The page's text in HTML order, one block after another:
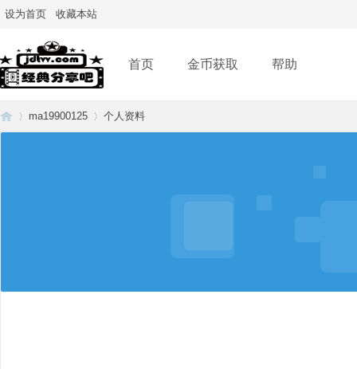
设为首页 收藏本站
首页 金币获取 帮助
ma19900125 个人资料